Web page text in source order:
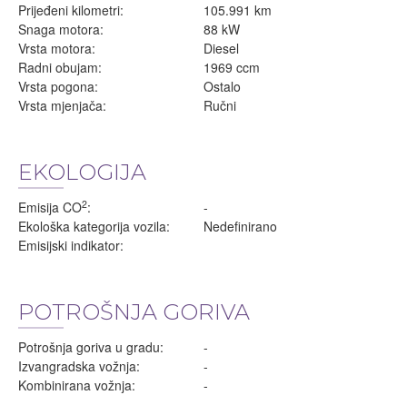
Prijeđeni kilometri:
105.991 km
Snaga motora:
88 kW
Vrsta motora:
Diesel
Radni obujam:
1969 ccm
Vrsta pogona:
Ostalo
Vrsta mjenjača:
Ručni
EKOLOGIJA
Emisija CO2:
-
Ekološka kategorija vozila:
Nedefinirano
Emisijski indikator:
POTROŠNJA GORIVA
Potrošnja goriva u gradu:
-
Izvangradska vožnja:
-
Kombinirana vožnja:
-